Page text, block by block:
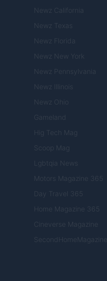
Newz California
Newz Texas
Newz Florida
Newz New York
Newz Pennsylvania
Newz Illinois
Newz Ohio
Gameland
Hig Tech Mag
Scoop Mag
Lgbtqia News
Motors Magazine 365
Day Travel 365
Home Magazine 365
Cineverse Magazine
SecondHomeMagazine